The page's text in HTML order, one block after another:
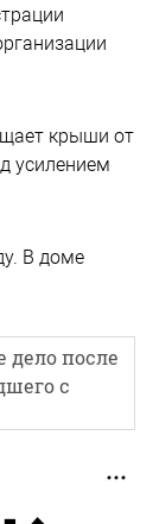
крыши от
усилением
В доме
дело после
с